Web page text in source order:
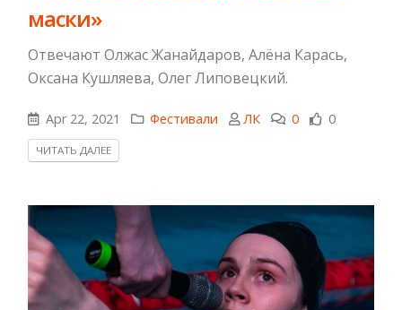
маски»
Отвечают Олжас Жанайдаров, Алёна Карась,
Оксана Кушляева, Олег Липовецкий.
Apr 22, 2021 Фестивали ЛК 0 0
ЧИТАТЬ ДАЛЕЕ